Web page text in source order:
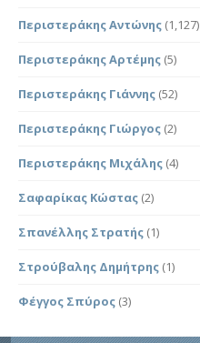
Περιστεράκης Αντώνης (1,127)
Περιστεράκης Αρτέμης (5)
Περιστεράκης Γιάννης (52)
Περιστεράκης Γιώργος (2)
Περιστεράκης Μιχάλης (4)
Σαφαρίκας Κώστας (2)
Σπανέλλης Στρατής (1)
Στρούβαλης Δημήτρης (1)
Φέγγος Σπύρος (3)